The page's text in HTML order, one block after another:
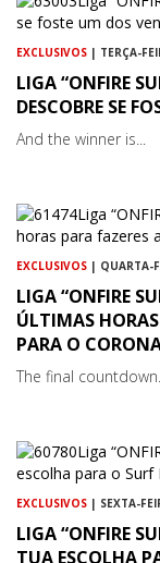
EXCLUSIVOS | TERÇA-
LIGA “ONFIRE
DESCOBRE SE
And the winner is...
EXCLUSIVOS | QUARTA-
LIGA “ONFIRE
ÚLTIMAS
PARA O
The final
EXCLUSIVOS | SEXTA-
LIGA “ONFIRE
TUA ESCOLHA